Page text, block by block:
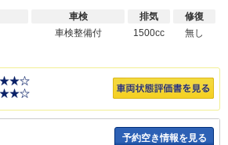
車検
車検整備付
排気
1500cc
修復
無し
予約空き情報を見る